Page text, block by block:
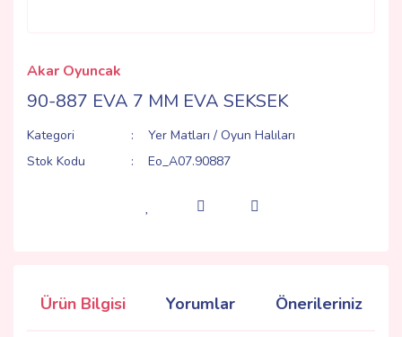
Akar Oyuncak
90-887 EVA 7 MM EVA SEKSEK
Kategori
Yer Matları / Oyun Halıları
Stok Kodu
Eo_A07.90887
Ürün Bilgisi Yorumlar Önerileriniz